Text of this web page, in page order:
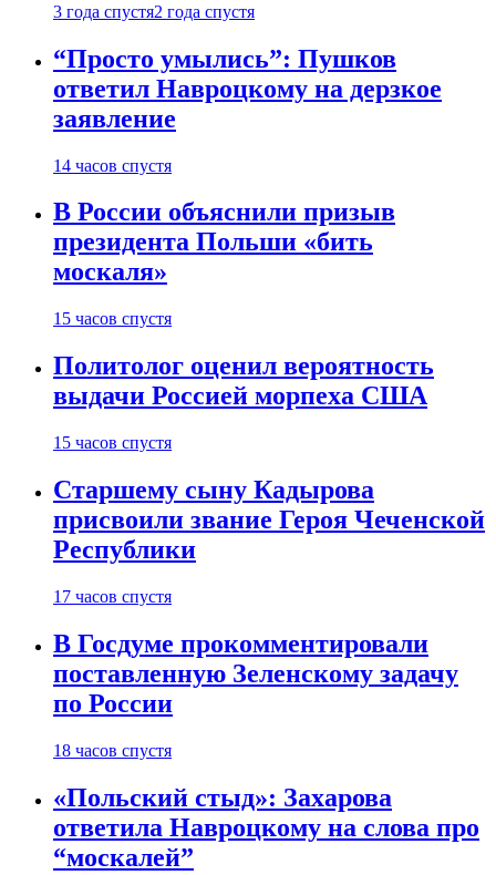
3 года спустя2 года спустя
“Просто умылись”: Пушков
ответил Навроцкому на дерзкое
заявление
14 часов спустя
В России объяснили призыв
президента Польши «бить
москаля»
15 часов спустя
Политолог оценил вероятность
выдачи Россией морпеха США
15 часов спустя
Старшему сыну Кадырова
присвоили звание Героя Чеченской
Республики
17 часов спустя
В Госдуме прокомментировали
поставленную Зеленскому задачу
по России
18 часов спустя
«Польский стыд»: Захарова
ответила Навроцкому на слова про
“москалей”